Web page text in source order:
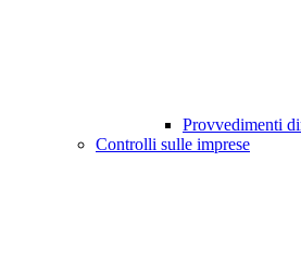
Provvedimenti
Controlli sulle imprese